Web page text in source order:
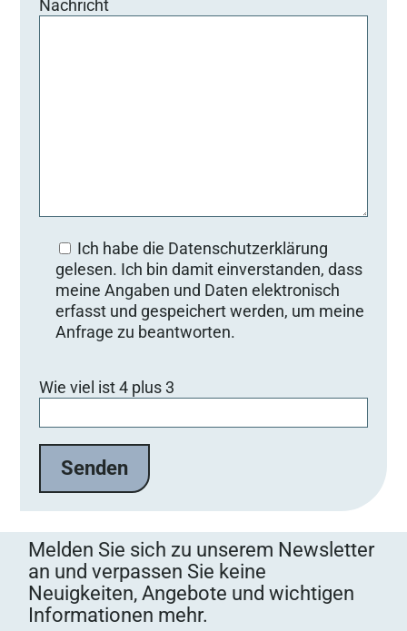
Nachricht
Ich habe die Datenschutzerklärung
gelesen. Ich bin damit einverstanden, dass
meine Angaben und Daten elektronisch
erfasst und gespeichert werden, um meine
Anfrage zu beantworten.
i
t
a
s
s
e
d
i
e
Wie viel ist 4 plus 3
Melden Sie sich zu unserem Newsletter
an und verpassen Sie keine
Neuigkeiten, Angebote und wichtigen
Informationen mehr.